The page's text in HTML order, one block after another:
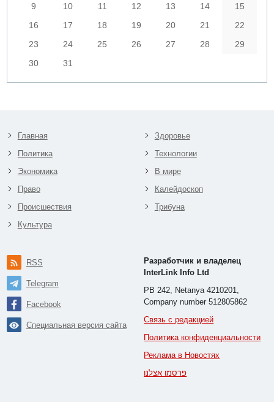
9
10 11 12 13 14
15
16
17 18 19 20 21
22
23
24 25 26 27 28
29
30
31
Главная
Политика
Экономика
Право
Происшествия
Культура
Здоровье
Технологии
В мире
Калейдоскоп
Трибуна
RSS
Telegram
Facebook
Специальная версия сайта
Разработчик и владелец
InterLink Info Ltd
PB 242, Netanya 4210201,
Company number 512805862
Связь с редакцией
Политика конфиденциальности
Реклама в Новостях
פרסמו אצלנו